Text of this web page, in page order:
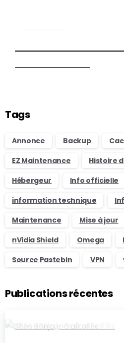
Tags
Annonce Backup
EZ Maintenance
Histoire
Hébergeur
Info officielle
information technique
Maintenance
Mise à jour
nVidia Shield
Omega
Source Pastebin
VPN
Publications récentes
Dites Bonjour à alkoFlix